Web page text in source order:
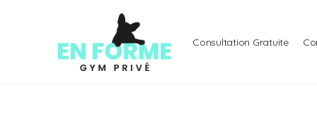
Consultation Gratuite